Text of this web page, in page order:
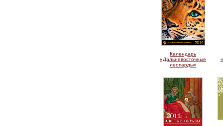
Календарь
«Дальневосточные
леопарды»